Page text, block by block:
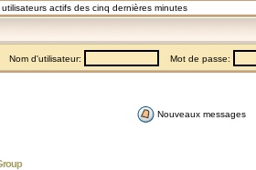
actifs des cinq dernières minutes
Nom d'utilisateur: Mot de passe:
Nouveaux messages